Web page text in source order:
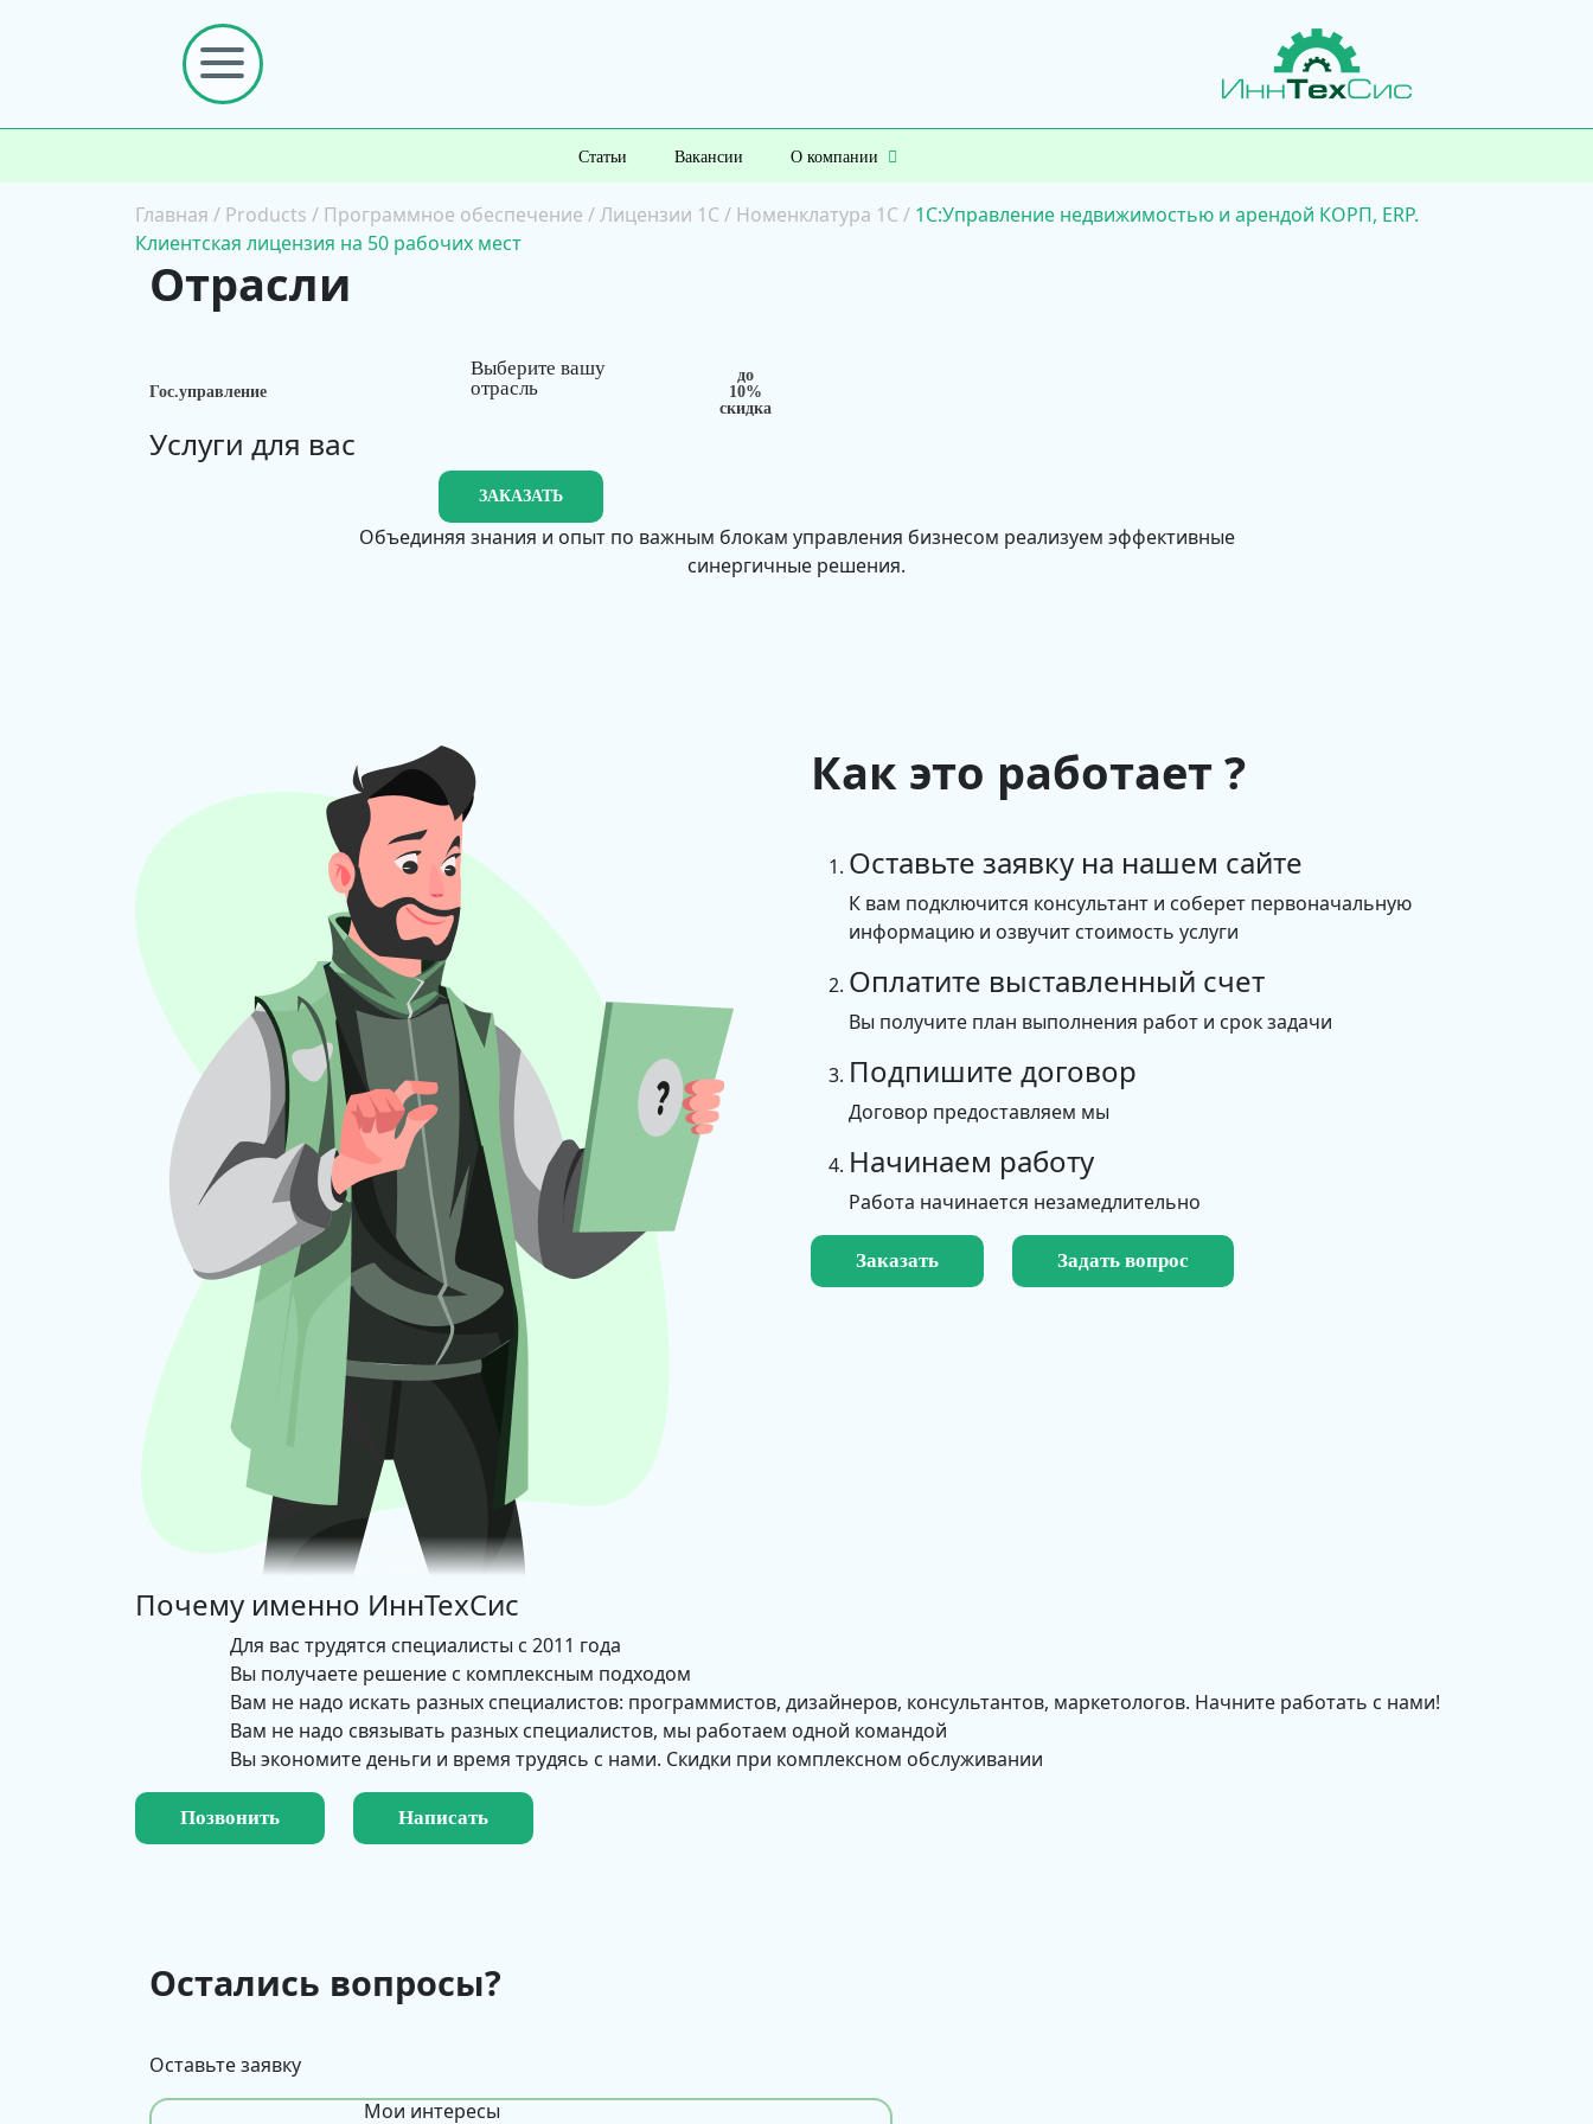
Статьи Вакансии О компании
Главная / Products / Программное обеспечение /Лицензии 1С / Номенклатура 1С / 1С:Управление недвижимостью и арендой КОРП, ERP.
Клиентская лицензия на 50 рабочих мест
Отрасли
Гос.управление
Выберите вашу
отрасль
до
10%
скидка
Услуги для вас
ЗАКАЗАТЬ
Объединяя знания и опыт по важным блокам управления бизнесом реализуем эффективные
синергичные решения.
Как это работает ?
Оставьте заявку на нашем сайте
К вам подключится консультант и соберет первоначальную
информацию и озвучит стоимость услуги
Оплатите выставленный счет
Вы получите план выполнения работ и срок задачи
Подпишите договор
Договор предоставляем мы
Начинаем работу
Работа начинается незамедлительно
Заказать Задать вопрос
Почему именно ИннТехСис
Для вас трудятся специалисты с 2011 года
Вы получаете решение с комплексным подходом
Вам не надо искать разных специалистов: программистов, дизайнеров, консультантов, маркетологов. Начните работать с нами!
Вам не надо связывать разных специалистов, мы работаем одной командой
Вы экономите деньги и время трудясь с нами. Скидки при комплексном обслуживании
Позвонить Написать
Остались вопросы?
Оставьте заявку
Мои интересы